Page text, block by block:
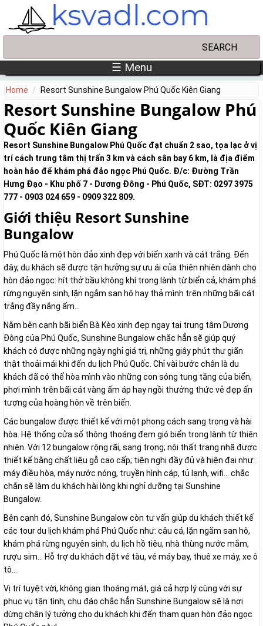
Skip to main content
☰ Menu
Home Resort Sunshine Bungalow Phú Quốc Kiên Giang
Resort Sunshine Bungalow Phú
Quốc Kiên Giang
Resort Sunshine Bungalow Phú Quốc đạt chuẩn 2 sao, tọa lạc ở vị
trí cách trung tâm thị trấn 3 km và cách sân bay 6 km, là địa điểm
hoàn hảo để khám phá đảo ngọc Phú Quốc. Đ/c: Đường Trần
Hưng Đạo - Khu phố 7 - Dương Đông - Phú Quốc, SĐT: 0297 3975
777 - 0903 024 659 - 0909 322 809.
Giới thiệu Resort Sunshine
Bungalow
Phú Quốc là một hòn đảo xinh đẹp với biển xanh và cát trắng. Đến
đây, du khách sẽ được tận hưởng sự ưu ái của thiên nhiên dành cho
hòn đảo ngọc: hít thở bầu không khí trong lành từ biển cả, khám phá
rừng nguyên sinh, lặn ngắm san hô hay thả mình trên những bãi cát
trắng đầy nắng ấm...
Nằm bên cạnh bãi biển Bà Kèo xinh đẹp ngay tại trung tâm Dương
Đông của Phú Quốc, Sunshine Bungalow chắc hẳn sẽ giúp quý
khách có được những ngày nghỉ giá trị, những giây phút thư giãn
thật thoải mái khi đến du lịch Phú Quốc. Chỉ vài bước chân là du
khách đã có thể hòa mình vào những con sóng tung tăng của biển,
phơi mình trên bãi cát vàng ấm áp hay ngồi thưởng thức vẻ đẹp ấn
tượng của hoàng hôn về trên biển.
Các bungalow được thiết kế với một phong cách sang trọng và hài
hòa. Hệ thống cửa sổ thông thoáng đem gió biển trong lành từ thiên
nhiên. Với 12 bungalow rộng rãi, sang trọng; nội thất trang nhã được
thiết kế bằng chất liệu gỗ cao cấp; tiện nghi đầy đủ và hiện đại như:
máy điều hòa, máy nước nóng, truyền hình cáp, tủ lạnh, wifi... chắc
chắn sẽ làm du khách hài lòng khi nghỉ dưỡng tại Sunshine
Bungalow.
Bên cạnh đó, Sunshine Bungalow còn tư vấn giúp du khách thiết kế
các tour du lịch khám phá Phú Quốc như: câu cá, lặn ngắm san hô,
khám phá rừng nguyên sinh, du lịch hồ tiêu, nhà thùng nước mắm,
rượu sim... Hỗ trợ du khách đặt vé tàu, vé máy bay, thuê xe máy, xe ô
tô...
Vị trí tuyệt vời, không gian thoáng mát, giá cả hợp lý cùng với sự
phục vụ tận tình, chu đáo chắc hẳn Sunshine Bungalow sẽ là nơi
dừng chân lý tưởng cho du khách khi đến tham quan hòn đảo ngọc